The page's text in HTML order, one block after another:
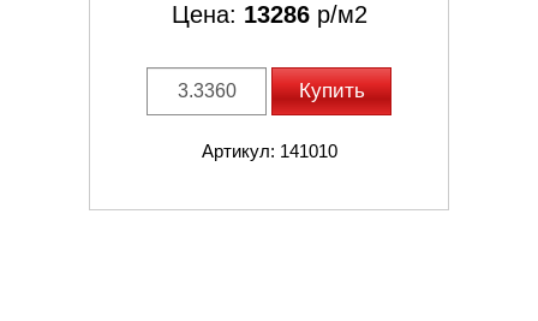
Цена: 13286р/м2
Купить
Артикул: 141010